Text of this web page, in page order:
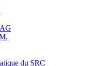
du SRC